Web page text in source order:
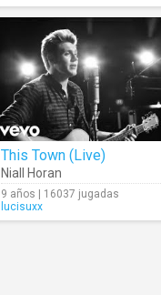
This Town (Live)
Niall Horan
9 años | 16037 jugadas
lucisuxx